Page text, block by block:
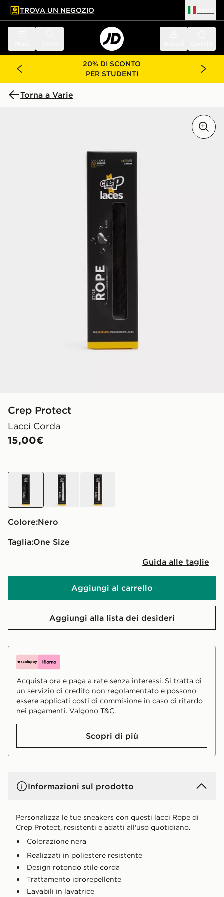
principale
a fondo pagina
TROVA UN NEGOZIO
20% DI SCONTO
PER STUDENTI
Torna a Varie
Crep Protect
Lacci Corda
15,00€
nero bianco crema
Colore:
nero
Taglia:
One Size
Guida alle taglie
Aggiungi al carrello
Aggiungi alla lista dei desideri
Acquista ora e paga a rate senza interessi. Si tratta di
un servizio di credito non regolamentato e possono
essere applicati costi di commisione in caso di ritardo
nei pagamenti. Valgono T&C.
Scopri di più
Informazioni sul prodotto
Personalizza le tue sneakers con questi lacci Rope di
Crep Protect, resistenti e adatti all'uso quotidiano.
Colorazione nera
Realizzati in poliestere resistente
Design rotondo stile corda
Trattamento idrorepellente
Lavabili in lavatrice